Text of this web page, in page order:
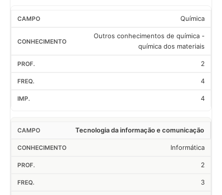
Química
Outros conhecimentos de química -
química dos materiais
2
4
4
Tecnologia da informação e comunicação
Informática
2
3